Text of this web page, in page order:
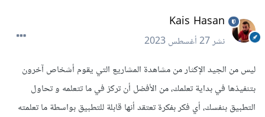
Kais Hasan
نشر27 أغسطس 2023
ليس من الجيد الإكثار من مشاهدة المشاريع التي يقوم أشخاص آخرون
بتنفيذها في بداية تعلمك، من الأفضل أن تركز في ما تتعلمه و تحاول
التطبيق بنفسك، أي فكر بفكرة تعتقد أنها قابلة للتطبيق بواسطة ما تعلمته